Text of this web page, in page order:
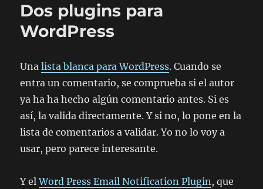
Dos plugins para
WordPress
Unalista blanca para WordPress. Cuando se
entra un comentario, se comprueba si el autor
ya ha ha hecho algún comentario antes. Si es
así, la valida directamente. Y si no, lo pone en la
lista de comentarios a validar. Yo no lo voy a
usar, pero parece interesante.
Y elWord Press Email Notification Plugin, que